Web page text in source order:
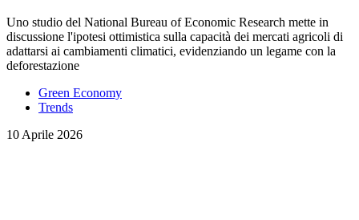
Uno studio del National Bureau of Economic Research mette in
discussione l'ipotesi ottimistica sulla capacità dei mercati agricoli di
adattarsi ai cambiamenti climatici, evidenziando un legame con la
deforestazione
Green Economy
Trends
10 Aprile 2026